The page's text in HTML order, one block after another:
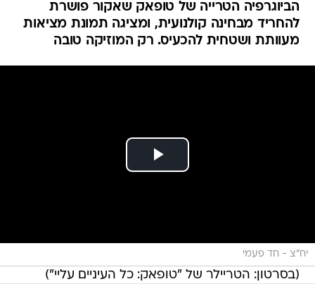
הביוגרפיה הטרייה של טופאק שאקור פושרת
להחריד מבחינה קולנועית, ומציגה תמונת מציאות
מעוותת ושטחית להכעיס. רק המוזיקה טובה
יח"צ - חד פעמי
(בסרטון: הטריילר של "טופאק: כל העיניים עליי")